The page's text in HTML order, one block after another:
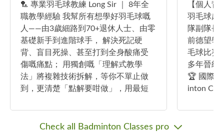
🏸 專業羽毛球教練 Long Sir ｜ 8年全
職教學經驗 我幫所有想學好羽毛球嘅
人——由3歲細路到70+退休人士、由零
基礎新手到進階球手， 解決死記硬
背、盲目死操、甚至打到全身酸痛受
傷嘅痛點； 用獨創嘅「理解式教學
法」將複雜技術拆解，等你不單止做
到，更清楚「點解要咁做」，用最短
選擇 Long Sir？（我的教學理念）
「我唔係教你打波，係教你『識得打
【個人背景】 ・5年教學
羽毛球超過17年 ・前
隊副隊長 ・前中西區羽毛球青年軍 ・
前德望學校羽
毛球比賽
多年晉級四強 --- 【
🏆 國際賽事 ・7th Asian
inton
事 ・All Hong Kong Schools Jing Ying
Check all Badminton Classes pro